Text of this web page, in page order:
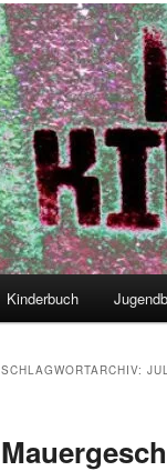
Kinderbuch
SCHLAGWORTARCHIV: